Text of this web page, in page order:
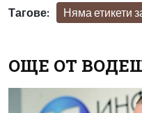
Тагове: Няма етикети
ОЩЕ ОТ